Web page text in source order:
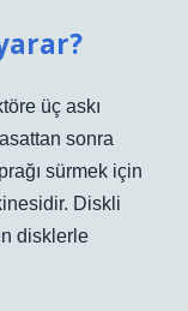
üç askı
sonra
sürmek için
Diskli
disklerle